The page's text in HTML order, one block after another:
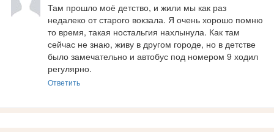
Там прошло моё детство, и жили мы как раз
недалеко от старого вокзала. Я очень хорошо помню
то время, такая ностальгия нахлынула. Как там
сейчас не знаю, живу в другом городе, но в детстве
было замечательно и автобус под номером 9 ходил
регулярно.
Ответить